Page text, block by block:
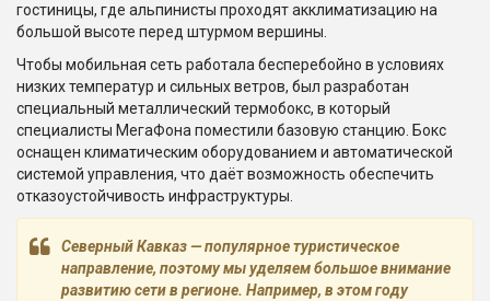
гостиницы, где альпинисты проходят акклиматизацию на
большой высоте перед штурмом вершины.
Чтобы мобильная сеть работала бесперебойно в условиях
низких температур и сильных ветров, был разработан
специальный металлический термобокс, в который
специалисты МегаФона поместили базовую станцию. Бокс
оснащен климатическим оборудованием и автоматической
системой управления, что даёт возможность обеспечить
отказоустойчивость инфраструктуры.
Северный Кавказ — популярное туристическое
направление, поэтому мы уделяем большое внимание
развитию сети в регионе. Например, в этом году